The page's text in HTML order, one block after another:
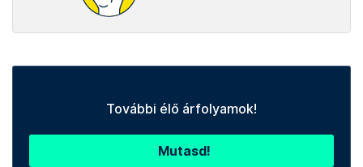
További élő árfolyamok!
Mutasd!